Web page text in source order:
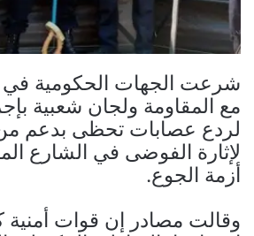
شرعت الجهات الحكومية في
مع المقاومة ولجان شعبية
لردع عصابات تحظى بدعم من
لإثارة الفوضى في الشارع
أزمة الجوع.
وقالت مصادر إن قوات